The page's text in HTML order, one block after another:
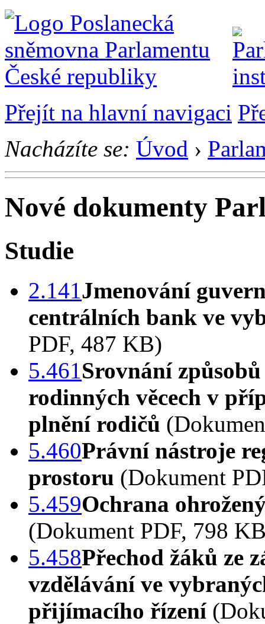
Přejít na hlavní navigaci
Nacházíte se: Úvod ›
Nové dokumenty
Studie
2.141Jmenování
centrálních bank ve
PDF, 487 KB)
5.461Srovnání
rodinných věcech v
plnění rodičů
5.460Právní nástroje
prostoru (Dokument
5.459Ochrana
(Dokument PDF, 798
5.458Přechod žáků ze
vzdělávání ve
přijímacího řízení